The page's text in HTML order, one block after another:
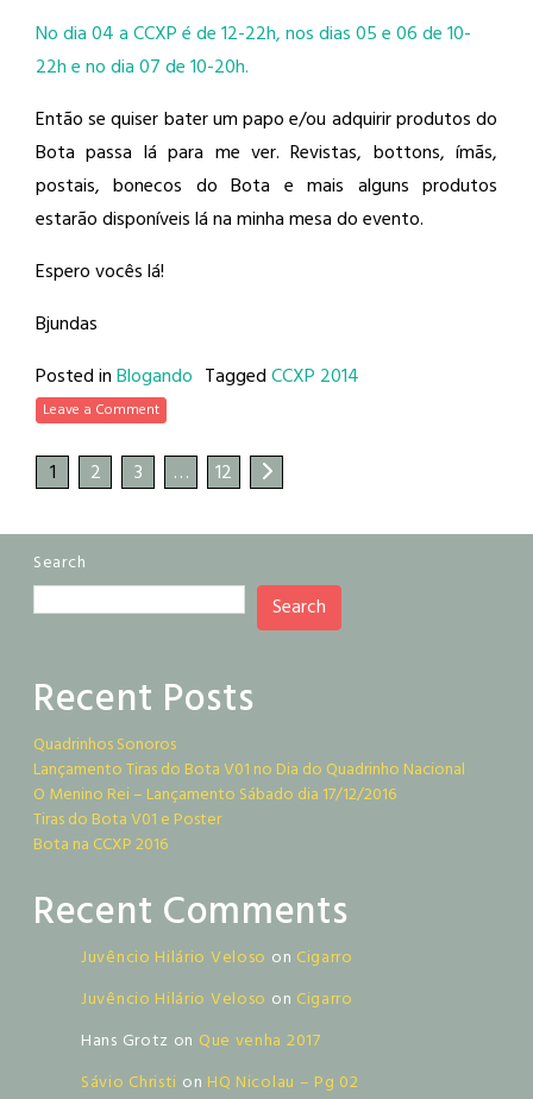
No dia 04 a CCXP é de 12-22h, nos dias 05 e 06 de 10-
22h e no dia 07 de 10-20h.
Então se quiser bater um papo e/ou adquirir produtos do
Bota passa lá para me ver. Revistas, bottons, ímãs,
postais, bonecos do Bota e mais alguns produtos
estarão disponíveis lá na minha mesa do evento.
Espero vocês lá!
Bjundas
Posted inBlogando TaggedCCXP 2014
Leave a Comment
1 2 3 … 12
Search
Search
Recent Posts
Quadrinhos Sonoros
Lançamento Tiras do Bota V01 no Dia do Quadrinho Nacional
O Menino Rei – Lançamento Sábado dia 17/12/2016
Tiras do Bota V01 e Poster
Bota na CCXP 2016
Recent Comments
Juvêncio Hilário Veloso on Cigarro
Juvêncio Hilário Veloso on Cigarro
Hans Grotz on Que venha 2017
Sávio Christi on HQ Nicolau – Pg 02